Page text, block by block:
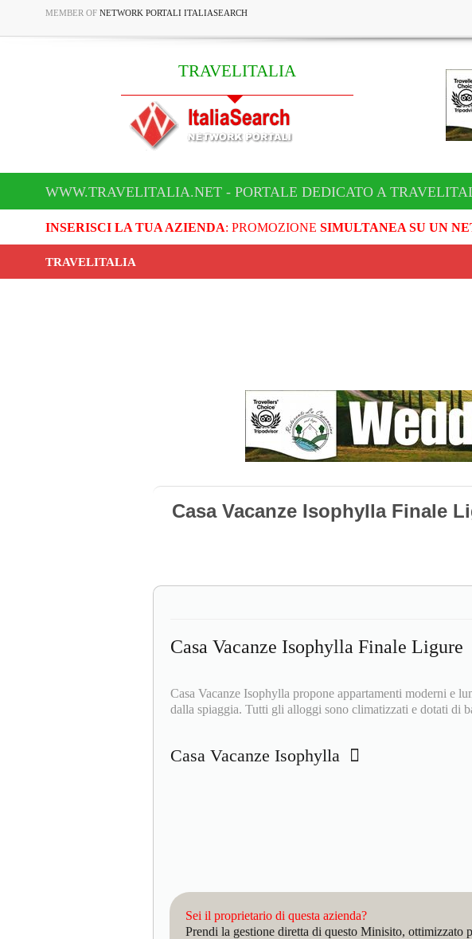
MEMBER OF NETWORK PORTALI ITALIASEARCH
TRAVELITALIA
WWW.TRAVELITALIA.NET - PORTALE DEDICATO A
INSERISCI LA TUA AZIENDA: PROMOZIONE SIMULTANEA SU UN
TRAVELITALIA
Casa Vacanze Isophylla Finale
Casa Vacanze Isophylla Finale Ligure
Casa Vacanze Isophylla propone appartamenti moderni e
dalla spiaggia. Tutti gli alloggi sono climatizzati e dotati di
Casa Vacanze Isophylla
Sei il proprietario di questa azienda?
Prendi la gestione diretta di questo Minisito,